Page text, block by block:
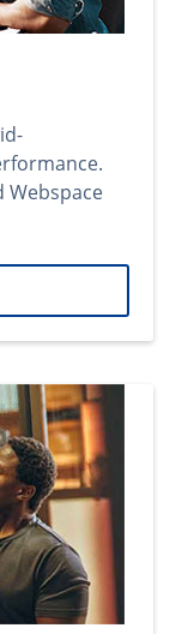
Webspace